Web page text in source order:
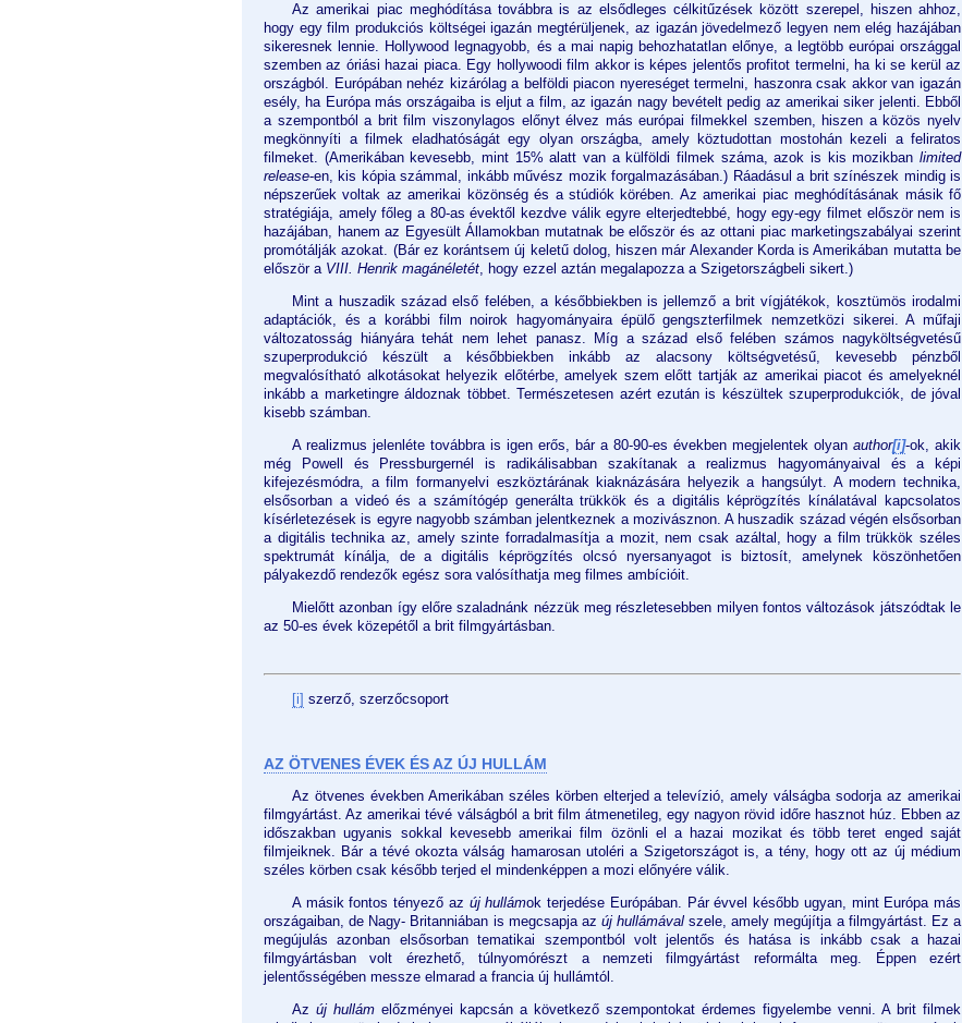
Az amerikai piac meghódítása továbbra is az elsődleges célkitűzések között szerepel, hiszen ahhoz,
hogy egy film produkciós költségei igazán megtérüljenek, az igazán jövedelmező legyen nem elég hazájában
sikeresnek lennie. Hollywood legnagyobb, és a mai napig behozhatatlan előnye, a legtöbb európai országgal
szemben az óriási hazai piaca. Egy hollywoodi film akkor is képes jelentős profitot termelni, ha ki se kerül az
országból. Európában nehéz kizárólag a belföldi piacon nyereséget termelni, haszonra csak akkor van igazán
esély, ha Európa más országaiba is eljut a film, az igazán nagy bevételt pedig az amerikai siker jelenti. Ebből
a szempontból a brit film viszonylagos előnyt élvez más európai filmekkel szemben, hiszen a közös nyelv
megkönnyíti a filmek eladhatóságát egy olyan országba, amely köztudottan mostohán kezeli a feliratos
filmeket. (Amerikában kevesebb, mint 15% alatt van a külföldi filmek száma, azok is kis mozikban limited
release-en, kis kópia számmal, inkább művész mozik forgalmazásában.) Ráadásul a brit színészek mindig is
népszerűek voltak az amerikai közönség és a stúdiók körében. Az amerikai piac meghódításának másik fő
stratégiája, amely főleg a 80-as évektől kezdve válik egyre elterjedtebbé, hogy egy-egy filmet először nem is
hazájában, hanem az Egyesült Államokban mutatnak be először és az ottani piac marketingszabályai szerint
promótálják azokat. (Bár ez korántsem új keletű dolog, hiszen már Alexander Korda is Amerikában mutatta be
először a VIII. Henrik magánéletét, hogy ezzel aztán megalapozza a Szigetországbeli sikert.)
Mint a huszadik század első felében, a későbbiekben is jellemző a brit vígjátékok, kosztümös irodalmi
adaptációk, és a korábbi film noirok hagyományaira épülő gengszterfilmek nemzetközi sikerei. A műfaji
változatosság hiányára tehát nem lehet panasz. Míg a század első felében számos nagyköltségvetésű
szuperprodukció készült a későbbiekben inkább az alacsony költségvetésű, kevesebb pénzből
megvalósítható alkotásokat helyezik előtérbe, amelyek szem előtt tartják az amerikai piacot és amelyeknél
inkább a marketingre áldoznak többet. Természetesen azért ezután is készültek szuperprodukciók, de jóval
kisebb számban.
A realizmus jelenléte továbbra is igen erős, bár a 80-90-es években megjelentek olyan author[i]-ok, akik
még Powell és Pressburgernél is radikálisabban szakítanak a realizmus hagyományaival és a képi
kifejezésmódra, a film formanyelvi eszköztárának kiaknázására helyezik a hangsúlyt. A modern technika,
elsősorban a videó és a számítógép generálta trükkök és a digitális képrögzítés kínálatával kapcsolatos
kísérletezések is egyre nagyobb számban jelentkeznek a mozivásznon. A huszadik század végén elsősorban
a digitális technika az, amely szinte forradalmasítja a mozit, nem csak azáltal, hogy a film trükkök széles
spektrumát kínálja, de a digitális képrögzítés olcsó nyersanyagot is biztosít, amelynek köszönhetően
pályakezdő rendezők egész sora valósíthatja meg filmes ambícióit.
Mielőtt azonban így előre szaladnánk nézzük meg részletesebben milyen fontos változások játszódtak le
az 50-es évek közepétől a brit filmgyártásban.
[i] szerző, szerzőcsoport
AZ ÖTVENES ÉVEK ÉS AZ ÚJ HULLÁM
Az ötvenes években Amerikában széles körben elterjed a televízió, amely válságba sodorja az amerikai
filmgyártást. Az amerikai tévé válságból a brit film átmenetileg, egy nagyon rövid időre hasznot húz. Ebben az
időszakban ugyanis sokkal kevesebb amerikai film özönli el a hazai mozikat és több teret enged saját
filmjeiknek. Bár a tévé okozta válság hamarosan utoléri a Szigetországot is, a tény, hogy ott az új médium
széles körben csak később terjed el mindenképpen a mozi előnyére válik.
A másik fontos tényező az új hullámok terjedése Európában. Pár évvel később ugyan, mint Európa más
országaiban, de Nagy- Britanniában is megcsapja az új hullámával szele, amely megújítja a filmgyártást. Ez a
megújulás azonban elsősorban tematikai szempontból volt jelentős és hatása is inkább csak a hazai
filmgyártásban volt érezhető, túlnyomórészt a nemzeti filmgyártást reformálta meg. Éppen ezért
jelentősségében messze elmarad a francia új hullámtól.
Az új hullám előzményei kapcsán a következő szempontokat érdemes figyelembe venni. A brit filmek